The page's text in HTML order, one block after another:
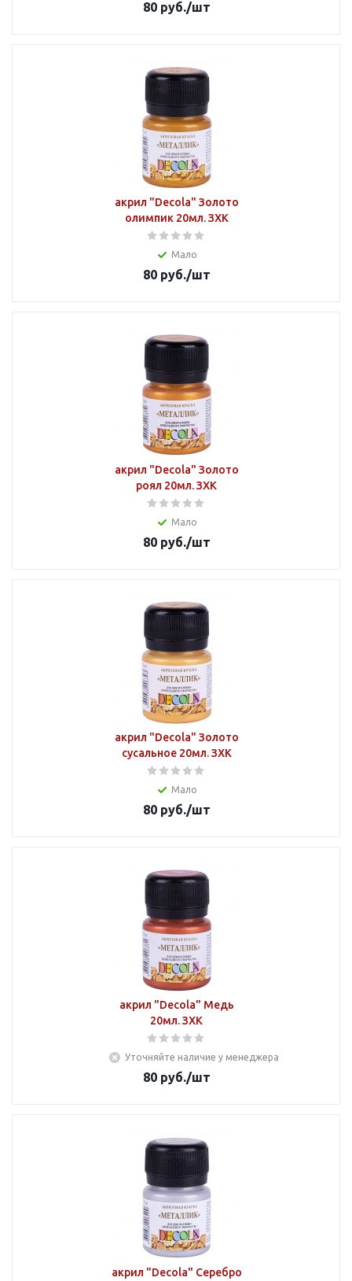
80руб./шт
акрил "Decola" Золото
олимпик 20мл. ЗХК
Мало
80руб./шт
акрил "Decola" Золото
роял 20мл. ЗХК
Мало
80руб./шт
акрил "Decola" Золото
сусальное 20мл. ЗХК
Мало
80руб./шт
акрил "Decola" Медь
20мл. ЗХК
Уточняйте наличие у менеджера
80руб./шт
акрил "Decola" Серебро